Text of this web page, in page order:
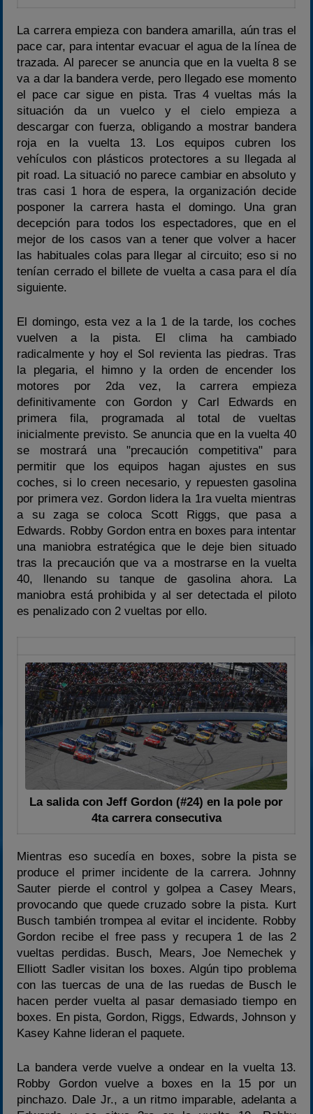
La carrera empieza con bandera amarilla, aún tras el
pace car, para intentar evacuar el agua de la línea de
trazada. Al parecer se anuncia que en la vuelta 8 se
va a dar la bandera verde, pero llegado ese momento
el pace car sigue en pista. Tras 4 vueltas más la
situación da un vuelco y el cielo empieza a
descargar con fuerza, obligando a mostrar bandera
roja en la vuelta 13. Los equipos cubren los
vehículos con plásticos protectores a su llegada al
pit road. La situació no parece cambiar en absoluto y
tras casi 1 hora de espera, la organización decide
posponer la carrera hasta el domingo. Una gran
decepción para todos los espectadores, que en el
mejor de los casos van a tener que volver a hacer
las habituales colas para llegar al circuito; eso si no
tenían cerrado el billete de vuelta a casa para el día
siguiente.
El domingo, esta vez a la 1 de la tarde, los coches
vuelven a la pista. El clima ha cambiado
radicalmente y hoy el Sol revienta las piedras. Tras
la plegaria, el himno y la orden de encender los
motores por 2da vez, la carrera empieza
definitivamente con Gordon y Carl Edwards en
primera fila, programada al total de vueltas
inicialmente previsto. Se anuncia que en la vuelta 40
se mostrará una "precaución competitiva" para
permitir que los equipos hagan ajustes en sus
coches, si lo creen necesario, y repuesten gasolina
por primera vez. Gordon lidera la 1ra vuelta mientras
a su zaga se coloca Scott Riggs, que pasa a
Edwards. Robby Gordon entra en boxes para intentar
una maniobra estratégica que le deje bien situado
tras la precaución que va a mostrarse en la vuelta
40, llenando su tanque de gasolina ahora. La
maniobra está prohibida y al ser detectada el piloto
es penalizado con 2 vueltas por ello.
La salida con Jeff Gordon (#24) en la pole por
4ta carrera consecutiva
Mientras eso sucedía en boxes, sobre la pista se
produce el primer incidente de la carrera. Johnny
Sauter pierde el control y golpea a Casey Mears,
provocando que quede cruzado sobre la pista. Kurt
Busch también trompea al evitar el incidente. Robby
Gordon recibe el free pass y recupera 1 de las 2
vueltas perdidas. Busch, Mears, Joe Nemechek y
Elliott Sadler visitan los boxes. Algún tipo problema
con las tuercas de una de las ruedas de Busch le
hacen perder vuelta al pasar demasiado tiempo en
boxes. En pista, Gordon, Riggs, Edwards, Johnson y
Kasey Kahne lideran el paquete.
La bandera verde vuelve a ondear en la vuelta 13.
Robby Gordon vuelve a boxes en la 15 por un
pinchazo. Dale Jr., a un ritmo imparable, adelanta a